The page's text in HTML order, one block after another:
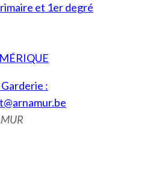
et 1er degré
: